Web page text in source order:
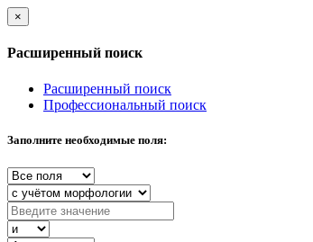
×
Расширенный поиск
Расширенный поиск
Профессиональный поиск
Заполните необходимые поля: